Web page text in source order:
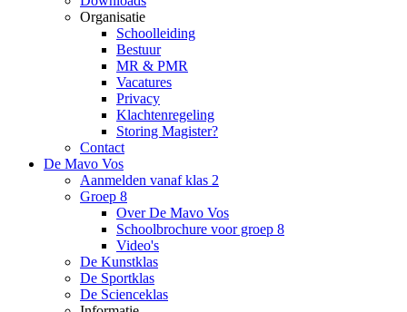
Organisatie
Schoolleiding
Bestuur
MR & PMR
Vacatures
Privacy
Klachtenregeling
Storing Magister?
Contact
De Mavo Vos
Aanmelden vanaf klas 2
Groep 8
Over De Mavo Vos
Schoolbrochure voor groep 8
Video's
De Kunstklas
De Sportklas
De Scienceklas